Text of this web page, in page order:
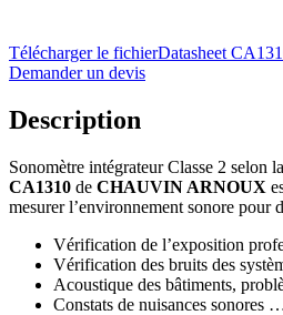
Télécharger le fichierDatasheet
Demander un devis
Description
Sonomètre intégrateur Classe 2 selon
CA1310 de CHAUVIN ARNOUX
mesurer l’environnement sonore pour
Vérification de l’exposition
Vérification des bruits des
Acoustique des bâtiments,
Constats de nuisances sonores